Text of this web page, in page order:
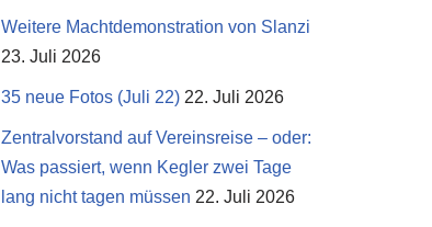
Weitere Machtdemonstration von Slanzi
23. Juli 2026
35 neue Fotos (Juli 22) 22. Juli 2026
Zentralvorstand auf Vereinsreise – oder:
Was passiert, wenn Kegler zwei Tage
lang nicht tagen müssen 22. Juli 2026